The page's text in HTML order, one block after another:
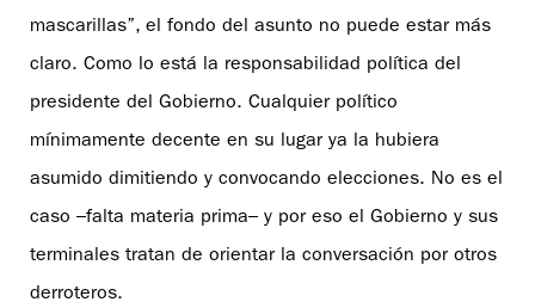
mascarillas”, el fondo del asunto no puede estar más
claro. Como lo está la responsabilidad política del
presidente del Gobierno. Cualquier político
mínimamente decente en su lugar ya la hubiera
asumido dimitiendo y convocando elecciones. No es el
caso –falta materia prima– y por eso el Gobierno y sus
terminales tratan de orientar la conversación por otros
derroteros.